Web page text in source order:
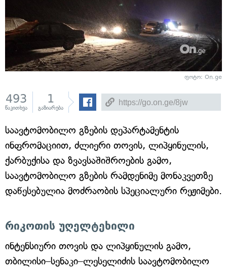
ფოტო: On.ge
493
წაკითხვა
1
გაზიარება
საავტომობილო გზების დეპარტამენტის
ინფრომაციით, ძლიერი თოვის, ლიპყინულის,
ქარბუქისა და ზვავსაშიშროების გამო,
საავტომობილო გზების რამდენიმე მონაკვეთზე
დაწესებულია მოძრაობის სპეციალური რეჟიმები.
რიკოთის უღელტეხილი
ინტენსიური თოვის და ლიპყინულის გამო,
თბილისი–სენაკი–ლესელიძის საავტომობილო